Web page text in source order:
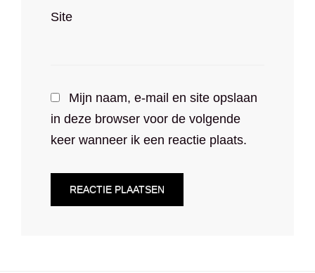
Site
Mijn naam, e-mail en site opslaan
in deze browser voor de volgende
keer wanneer ik een reactie plaats.